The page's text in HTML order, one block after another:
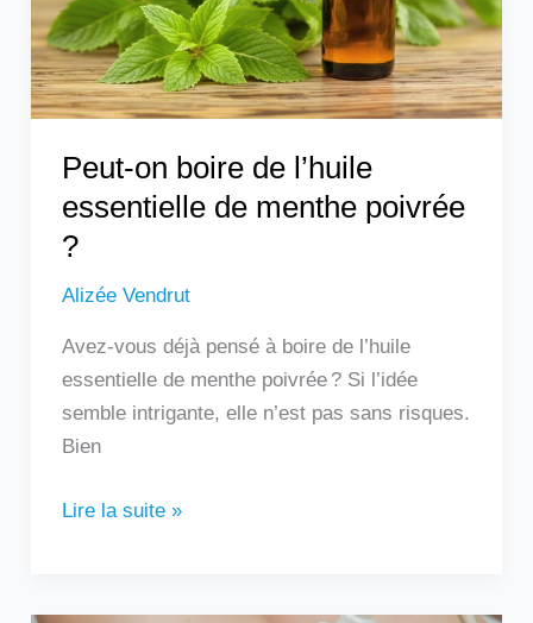
Peut-on boire de l’huile
essentielle de menthe poivrée
?
Alizée Vendrut
Avez-vous déjà pensé à boire de l’huile
essentielle de menthe poivrée ? Si l’idée
semble intrigante, elle n’est pas sans risques.
Bien
de
menthe
poivrée
?
Lire la suite »